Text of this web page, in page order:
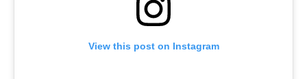
View this post on Instagram